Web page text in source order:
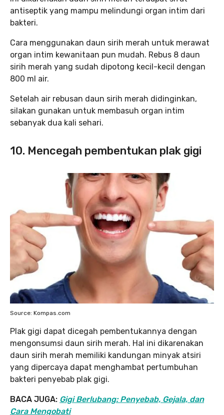
antiseptik yang mampu melindungi organ intim dari
bakteri.
Cara menggunakan daun sirih merah untuk merawat
organ intim kewanitaan pun mudah. Rebus 8 daun
sirih merah yang sudah dipotong kecil-kecil dengan
800 ml air.
Setelah air rebusan daun sirih merah didinginkan,
silakan gunakan untuk membasuh organ intim
sebanyak dua kali sehari.
10. Mencegah pembentukan plak gigi
Source: Kompas.com
Plak gigi dapat dicegah pembentukannya dengan
mengonsumsi daun sirih merah. Hal ini dikarenakan
daun sirih merah memiliki kandungan minyak atsiri
yang dipercaya dapat menghambat pertumbuhan
bakteri penyebab plak gigi.
BACA JUGA: Gigi Berlubang: Penyebab, Gejala, dan
Cara Mengobati